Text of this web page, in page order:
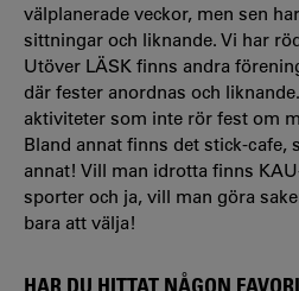
välplanerade veckor, men sen
sittningar och liknande. Vi har
Utöver LÄSK finns andra
där fester anordnas och
aktiviteter som inte rör fest om
Bland annat finns det stick-cafe,
annat! Vill man idrotta finns
sporter och ja, vill man göra
bara att välja!
HAR DU HITTAT NÅGON